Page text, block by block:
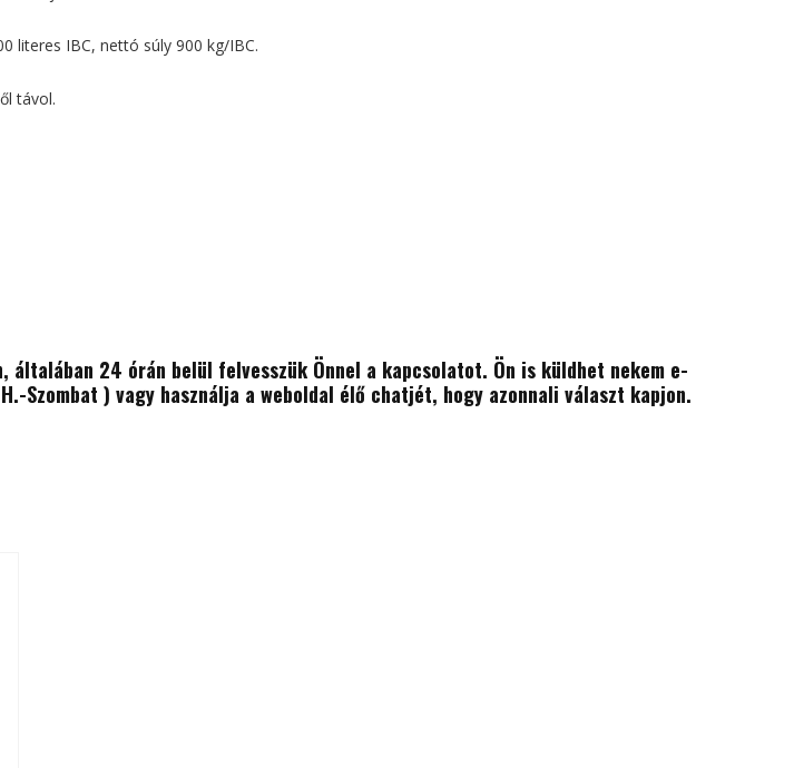
literes IBC, nettó súly 900 kg/IBC.
távol.
24 órán belül felvesszük Önnel a kapcsolatot. Ön is küldhet nekem e-
Szombat ) vagy használja a weboldal élő chatjét, hogy azonnali választ kapjon.